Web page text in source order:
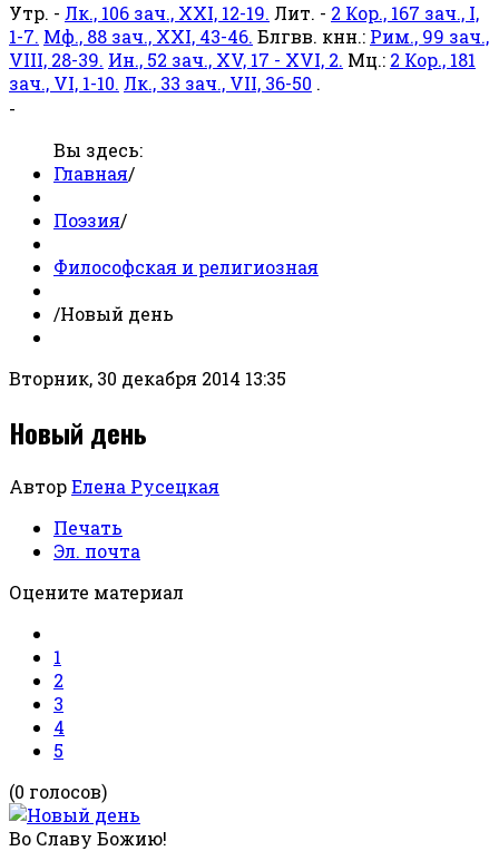
Утр. - Лк., 106 зач., XXI, 12-19. Лит. - 2 Кор., 167 зач., I,
1-7. Мф., 88 зач., XXI, 43-46. Блгвв. кнн.: Рим., 99 зач.,
VIII, 28-39. Ин., 52 зач., XV, 17 - XVI, 2. Мц.: 2 Кор., 181
зач., VI, 1-10. Лк., 33 зач., VII, 36-50 .
-
Вы здесь:
Главная/
Поэзия/
Философская и религиозная
/Новый день
Вторник, 30 декабря 2014 13:35
Новый день
АвторЕлена Русецкая
Печать
Эл. почта
Оцените материал
1
2
3
4
5
(0 голосов)
Во Славу Божию!